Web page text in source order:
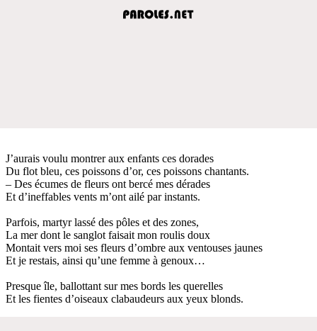
J’aurais voulu montrer aux enfants ces dorades
Du flot bleu, ces poissons d’or, ces poissons chantants.
– Des écumes de fleurs ont bercé mes dérades
Et d’ineffables vents m’ont ailé par instants.
Parfois, martyr lassé des pôles et des zones,
La mer dont le sanglot faisait mon roulis doux
Montait vers moi ses fleurs d’ombre aux ventouses jaunes
Et je restais, ainsi qu’une femme à genoux…
Presque île, ballottant sur mes bords les querelles
Et les fientes d’oiseaux clabaudeurs aux yeux blonds.